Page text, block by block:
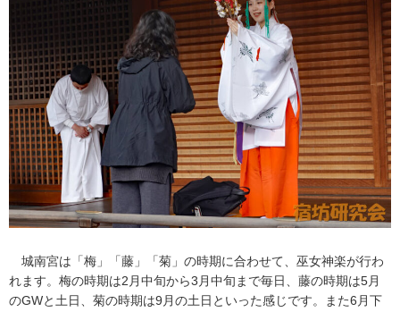
城南宮は「梅」「藤」「菊」の時期に合わせて、巫女神楽が行わ
れます。梅の時期は2月中旬から3月中旬まで毎日、藤の時期は5月
のGWと土日、菊の時期は9月の土日といった感じです。また6月下